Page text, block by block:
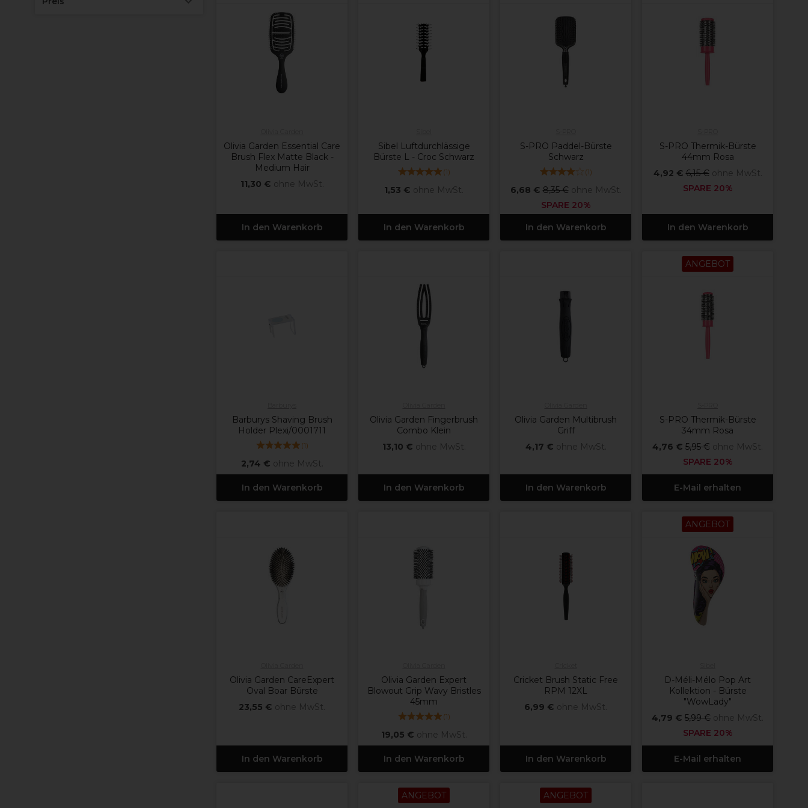
Olivia Garden Essential Care
Brush Flex Matte Black -
Medium Hair
11,30 € ohne MwSt.
In den Warenkorb
Sibel Luftdurchlässige
Bürste L - Croc Schwarz
(1)
1,53 € ohne MwSt.
In den Warenkorb
S-PRO Paddel-Bürste
Schwarz
(1)
6,68 € 8,35 € ohne MwSt.
SPARE 20%
In den Warenkorb
S-PRO Thermik-Bürste
44mm Rosa
4,92 € 6,15 € ohne MwSt.
SPARE 20%
In den Warenkorb
Barburys Shaving Brush
Holder Plexi/0001711
(1)
2,74 € ohne MwSt.
In den Warenkorb
Olivia Garden Fingerbrush
Combo Klein
13,10 € ohne MwSt.
In den Warenkorb
Olivia Garden Multibrush
Griff
4,17 € ohne MwSt.
In den Warenkorb
ANGEBOT
S-PRO Thermik-Bürste
34mm Rosa
4,76 € 5,95 € ohne MwSt.
SPARE 20%
E-Mail erhalten
Olivia Garden CareExpert
Oval Boar Bürste
23,55 € ohne MwSt.
In den Warenkorb
Olivia Garden Expert
Blowout Grip Wavy Bristles
45mm
(1)
19,05 € ohne MwSt.
In den Warenkorb
Cricket Brush Static Free
RPM 12XL
6,99 € ohne MwSt.
In den Warenkorb
ANGEBOT
D-Méli-Mélo Pop Art
Kollektion - Bürste
"WowLady"
4,79 € 5,99 € ohne MwSt.
SPARE 20%
E-Mail erhalten
ANGEBOT ANGEBOT